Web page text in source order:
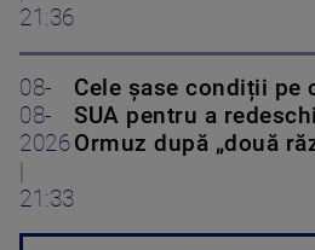
21:36
08-
08-
2026
21:33
Cele șase condiții pe
SUA pentru a
Ormuz după „două